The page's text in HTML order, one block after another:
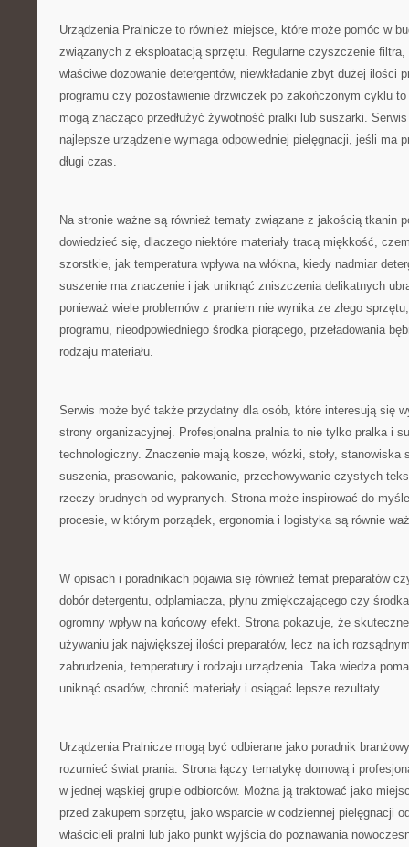
Urządzenia Pralnicze to również miejsce, które może pomóc w
związanych z eksploatacją sprzętu. Regularne czyszczenie
właściwe dozowanie detergentów, niewkładanie zbyt dużej ilości
programu czy pozostawienie drzwiczek po zakończonym cyklu to
mogą znacząco przedłużyć żywotność pralki lub suszarki.
najlepsze urządzenie wymaga odpowiedniej pielęgnacji, jeśli ma
długi czas.
Na stronie ważne są również tematy związane z jakością tkanin
dowiedzieć się, dlaczego niektóre materiały tracą miękkość,
szorstkie, jak temperatura wpływa na włókna, kiedy nadmiar
suszenie ma znaczenie i jak uniknąć zniszczenia delikatnych
ponieważ wiele problemów z praniem nie wynika ze złego
programu, nieodpowiedniego środka piorącego, przeładowania
rodzaju materiału.
Serwis może być także przydatny dla osób, które interesują się
strony organizacyjnej. Profesjonalna pralnia to nie tylko pralka i
technologiczny. Znaczenie mają kosze, wózki, stoły, stanowiska
suszenia, prasowanie, pakowanie, przechowywanie czystych
rzeczy brudnych od wypranych. Strona może inspirować do
procesie, w którym porządek, ergonomia i logistyka są równie
W opisach i poradnikach pojawia się również temat preparatów
dobór detergentu, odplamiacza, płynu zmiękczającego czy
ogromny wpływ na końcowy efekt. Strona pokazuje, że
używaniu jak największej ilości preparatów, lecz na ich
zabrudzenia, temperatury i rodzaju urządzenia. Taka wiedza
uniknąć osadów, chronić materiały i osiągać lepsze rezultaty.
Urządzenia Pralnicze mogą być odbierane jako poradnik
rozumieć świat prania. Strona łączy tematykę domową i
w jednej wąskiej grupie odbiorców. Można ją traktować jako
przed zakupem sprzętu, jako wsparcie w codziennej pielęgnacji
właścicieli pralni lub jako punkt wyjścia do poznawania